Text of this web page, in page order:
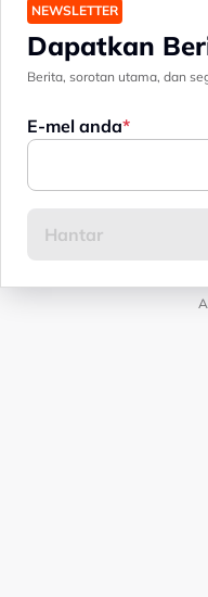
NEWSLETTER
Dapatkan
Berita, sorotan utama, dan
E-mel anda